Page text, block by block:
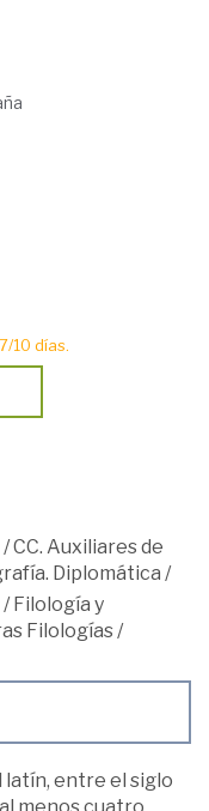
10 días.
/CC. Auxiliares de
Diplomática /
/Filología y
Filologías/
latín, entre el siglo